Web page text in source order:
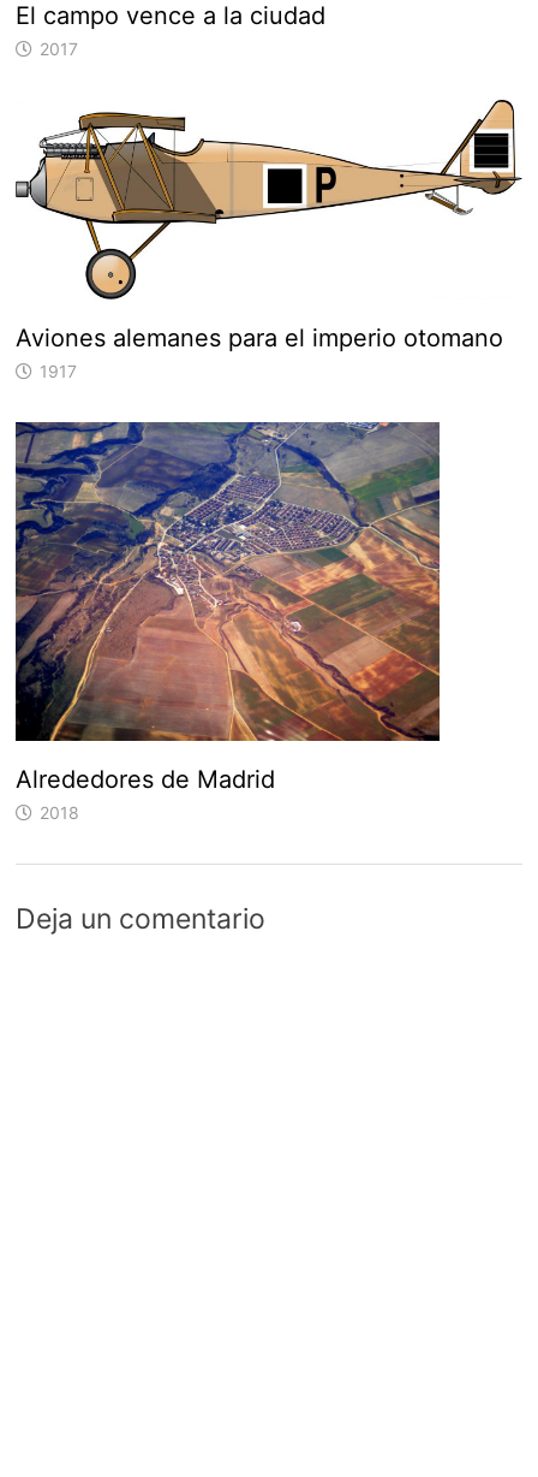
El campo vence a la ciudad
2017
Aviones alemanes para el imperio otomano
1917
Alrededores de Madrid
2018
Deja un comentario